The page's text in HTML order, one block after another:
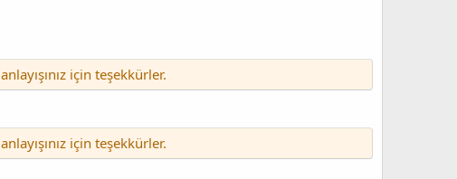
anlayışınız için teşekkürler.
anlayışınız için teşekkürler.